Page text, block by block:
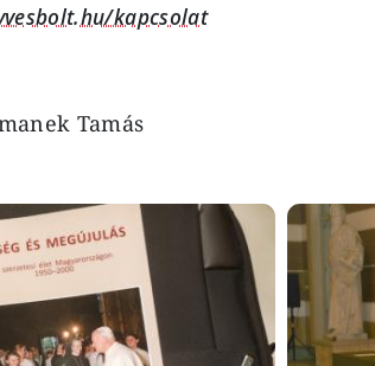
kapcsolat
Tamás
Image